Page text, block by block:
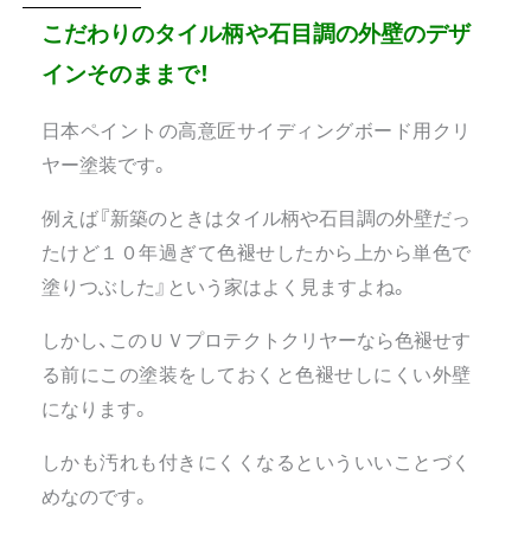
こだわりのタイル柄や石目調の外壁のデザ
インそのままで！
日本ペイントの高意匠サイディングボード用クリ
ヤー塗装です。
例えば『新築のときはタイル柄や石目調の外壁だっ
たけど１０年過ぎて色褪せしたから上から単色で
塗りつぶした』という家はよく見ますよね。
しかし、このＵＶプロテクトクリヤーなら色褪せす
る前にこの塗装をしておくと色褪せしにくい外壁
になります。
しかも汚れも付きにくくなるといういいことづく
めなのです。